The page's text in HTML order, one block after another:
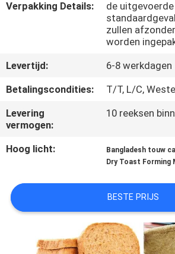
MET
ONS
OP
NIEUWS
VRAAG
EEN
Verpakking Details:
de uitgevoerde
zullen
worden
Levertijd:
6-8 werkdagen
Betalingscondities:
T/T, L/C,
Levering
vermogen:
10 reeksen
Hoog licht: Bangladesh touw
Dry Toast Forming
BESTE PRIJS